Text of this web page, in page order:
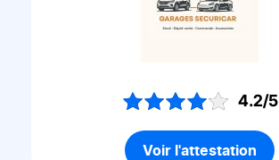
4.2/5
Voir l'attestation